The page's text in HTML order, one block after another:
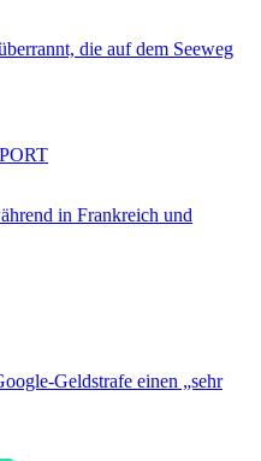
die auf dem Seeweg
in Frankreich und
Geldstrafe einen „sehr